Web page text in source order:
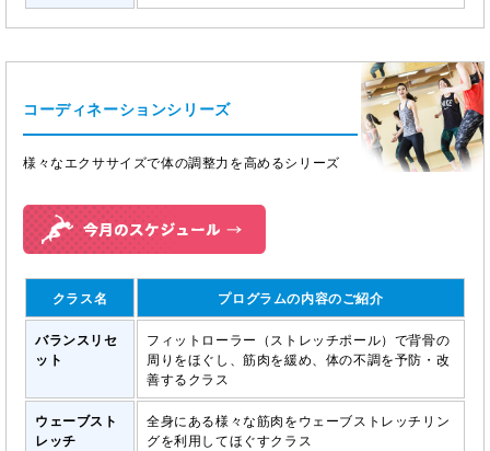
コーディネーションシリーズ
様々なエクササイズで体の調整力を高めるシリーズ
クラス名 プログラムの内容のご紹介
バランスリセ
ット
フィットローラー（ストレッチポール）で背骨の
周りをほぐし、筋肉を緩め、体の不調を予防・改
善するクラス
ウェーブスト
レッチ
全身にある様々な筋肉をウェーブストレッチリン
グを利用してほぐすクラス